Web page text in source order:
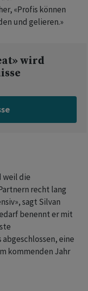
«Profis können
und gelieren.»
wird
weil die
recht lang
sagt Silvan
benennt er mit
eine
kommenden Jahr